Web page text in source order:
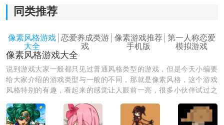
2.对话形式去展开整个剧情发展，让你不再需要阅读大篇
3.只需要滑动屏幕来进行服饰更换即可，新手玩家能快速
完成上手。
同类推荐
像素风格游戏
大全
恋爱养成类游
戏
像素游戏推荐
手机版
第一人称恋爱
模拟游戏
像素风格游戏大全
说到游戏大家一般都只见过普通风格类型的游戏，但是今天小编要
给大家介绍的游戏类型与一般的不同，那就是像素风格，这个游戏
风格特别的有趣，看起来的感觉让人眼前一亮，很多小伙伴试过之
我，成就感会更高的哦。